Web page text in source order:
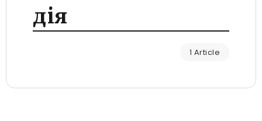
дія
1 Article